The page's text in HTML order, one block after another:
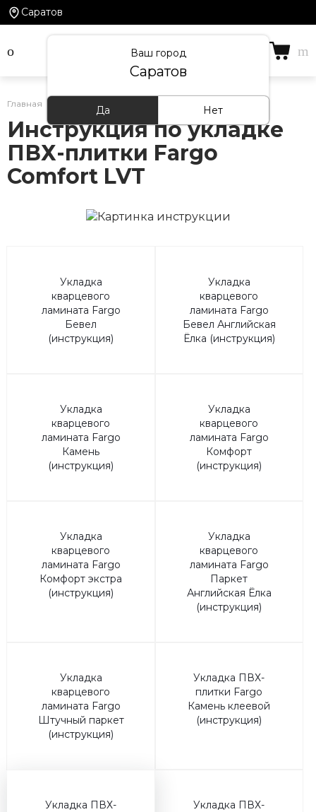
Саратов
Ваш город
Саратов
Да Нет
Главная Информация Инструкции по укладке
Инструкция по укладке
ПВХ-плитки Fargo
Comfort LVT
Укладка
кварцевого
ламината Fargo
Бевел
(инструкция)
Укладка
кварцевого
ламината Fargo
Бевел Английская
Ёлка (инструкция)
Укладка
кварцевого
ламината Fargo
Камень
(инструкция)
Укладка
кварцевого
ламината Fargo
Комфорт
(инструкция)
Укладка
кварцевого
ламината Fargo
Комфорт экстра
(инструкция)
Укладка
кварцевого
ламината Fargo
Паркет
Английская Ёлка
(инструкция)
Укладка
кварцевого
ламината Fargo
Штучный паркет
(инструкция)
Укладка ПВХ-
плитки Fargo
Камень клеевой
(инструкция)
Укладка ПВХ-
Укладка ПВХ-